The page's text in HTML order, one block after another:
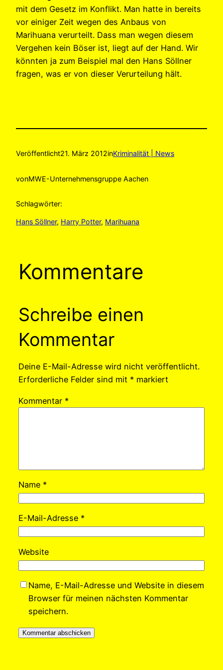
mit dem Gesetz im Konflikt. Man hatte in bereits
vor einiger Zeit wegen des Anbaus von
Marihuana verurteilt. Dass man wegen diesem
Vergehen kein Böser ist, liegt auf der Hand. Wir
könnten ja zum Beispiel mal den Hans Söllner
fragen, was er von dieser Verurteilung hält.
Veröffentlicht21. März 2012inKriminalität | News
vonMWE-Unternehmensgruppe Aachen
Schlagwörter:
Hans Söllner, Harry Potter, Marihuana
Kommentare
Schreibe einen
Kommentar
Deine E-Mail-Adresse wird nicht veröffentlicht.
Erforderliche Felder sind mit * markiert
Kommentar *
Name *
E-Mail-Adresse *
Website
Name, E-Mail-Adresse und Website in diesem
Browser für meinen nächsten Kommentar
speichern.